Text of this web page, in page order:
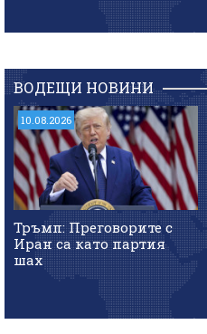
ВОДЕЩИ НОВИНИ
10.08.2026
Тръмп: Преговорите с
Иран са като партия
шах